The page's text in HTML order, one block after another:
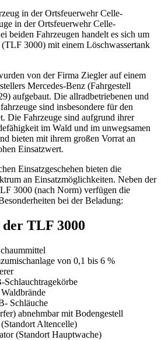
in der Ortsfeuerwehr Celle-
in der Ortsfeuerwehr Celle-
beiden Fahrzeugen handelt es sich um
3000) mit einem Löschwassertank
von der Firma Ziegler auf einem
Mercedes-Benz (Fahrgestell
aufgebaut. Die allradbetriebenen und
sind insbesondere für den
Die Fahrzeuge sind aufgrund ihrer
im Wald und im unwegsamen
bieten mit ihrem großen Vorrat an
Einsatzwert.
Einsatzgeschehen bieten die
an Einsatzmöglichkeiten. Neben der
3000 (nach Norm) verfügen die
bei der Beladung:
TLF 3000
von 0,1 bis 6 %
Schläuche
abnehmbar mit Bodengestell
Altencelle)
(Standort Hauptwache)